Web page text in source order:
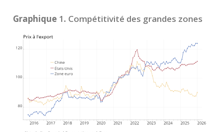
Graphique1. Compétitivité des grandes zones